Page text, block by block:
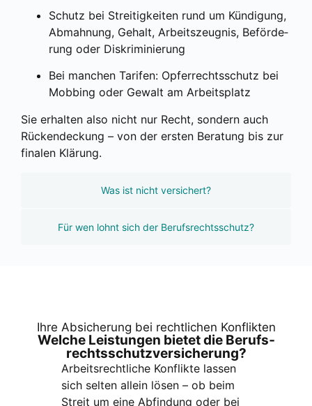
Was ist nicht versichert?
Für wen lohnt sich der Berufsrechtsschutz?
Schutz bei Strei­tig­kei­ten rund um Kün­di­gung,
Abmah­nung, Gehalt, Arbeits­zeug­nis, Beför­de­
rung oder Dis­kri­mi­nie­rung
Bei man­chen Tari­fen: Opfer­rechts­schutz bei
Mob­bing oder Gewalt am Arbeits­platz
Sie erhal­ten also nicht nur Recht, son­dern auch
Rücken­de­ckung – von der ers­ten Bera­tung bis zur
fina­len Klä­rung.
Ihre Absi­che­rung bei recht­li­chen Kon­flik­ten
Wel­che Leis­tun­gen bie­tet die Berufs­
rechts­schutz­ver­si­che­rung?
Arbeits­recht­li­che Kon­flik­te las­sen
sich sel­ten allein lösen – ob beim
Streit um eine Abfin­dung oder bei